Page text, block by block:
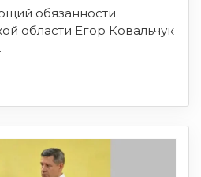
обязанности
области Егор Ковальчук